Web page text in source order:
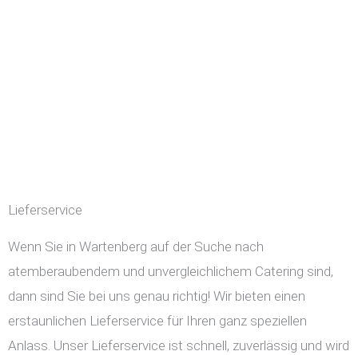
Lieferservice
Wenn Sie in Wartenberg auf der Suche nach
atemberaubendem und unvergleichlichem Catering sind,
dann sind Sie bei uns genau richtig! Wir bieten einen
erstaunlichen Lieferservice für Ihren ganz speziellen
Anlass. Unser Lieferservice ist schnell, zuverlässig und wird